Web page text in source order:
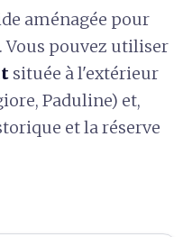
aménagée pour
Vous pouvez utiliser
située à l'extérieur
Paduline) et,
et la réserve